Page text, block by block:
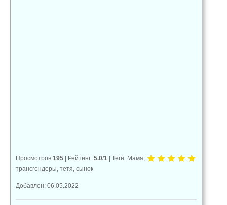
Просмотров:195 | Рейтинг: 5.0/1 | Теги: Мама
трансгендеры тетя сынок
Добавлен: 06.05.2022